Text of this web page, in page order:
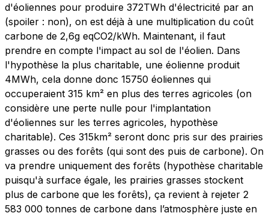
d'éoliennes pour produire 372TWh d'électricité par an
(spoiler : non), on est déjà à une multiplication du coût
carbone de 2,6g eqCO2/kWh. Maintenant, il faut
prendre en compte l'impact au sol de l'éolien. Dans
l'hypothèse la plus charitable, une éolienne produit
4MWh, cela donne donc 15750 éoliennes qui
occuperaient 315 km² en plus des terres agricoles (on
considère une perte nulle pour l'implantation
d'éoliennes sur les terres agricoles, hypothèse
charitable). Ces 315km² seront donc pris sur des prairies
grasses ou des forêts (qui sont des puis de carbone). On
va prendre uniquement des forêts (hypothèse charitable
puisqu'à surface égale, les prairies grasses stockent
plus de carbone que les forêts), ça revient à rejeter 2
583 000 tonnes de carbone dans l’atmosphère juste en